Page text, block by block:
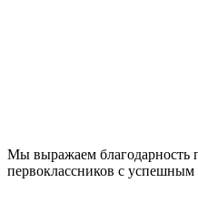
Мы выражаем благодарность
первоклассников с